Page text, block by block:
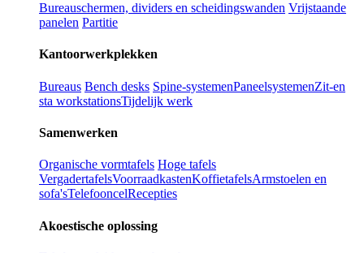
Bureauschermen, dividers en scheidingswanden Vrijstaande
panelen Partitie
Kantoorwerkplekken
Bureaus Bench desks Spine-systemenPaneelsystemenZit-en
sta workstationsTijdelijk werk
Samenwerken
Organische vormtafels Hoge tafels
VergadertafelsVoorraadkastenKoffietafelsArmstoelen en
sofa'sTelefooncelRecepties
Akoestische oplossing